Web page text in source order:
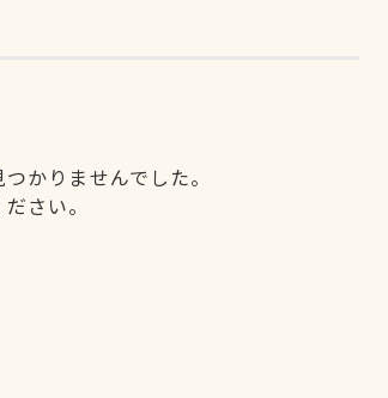
かりませんでした。
さい。